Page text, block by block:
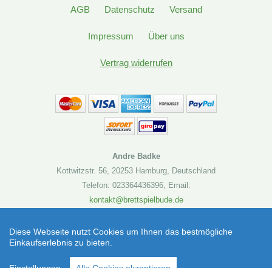
AGB Datenschutz Versand
Impressum Über uns
Vertrag widerrufen
Andre Badke
Kottwitzstr. 56 20253 Hamburg Deutschland
Telefon: 023364436396, Email:
kontakt@brettspielbude.de
Brettspielbude.de
Komanauten Plaid Hat Games (Brettspiel) |
Diese Webseite nutzt Cookies um Ihnen das bestmögliche
Einkaufserlebnis zu bieten.
SEHR GUT (4.86 / 5)